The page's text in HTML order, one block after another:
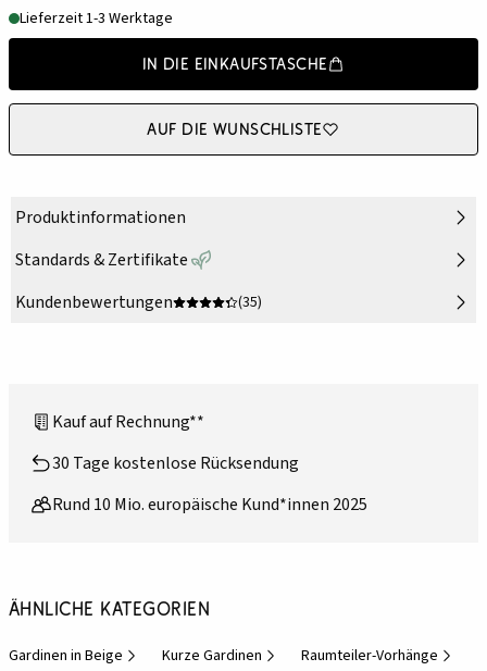
Lieferzeit 1-3 Werktage
In die Einkaufstasche
Auf die Wunschliste
Produktinformationen
Standards & Zertifikate
Kundenbewertungen
(35)
Kauf auf Rechnung**
30 Tage kostenlose Rücksendung
Rund 10 Mio. europäische Kund*innen 2025
Ähnliche Kategorien
Gardinen in Beige Kurze Gardinen Raumteiler-Vorhänge